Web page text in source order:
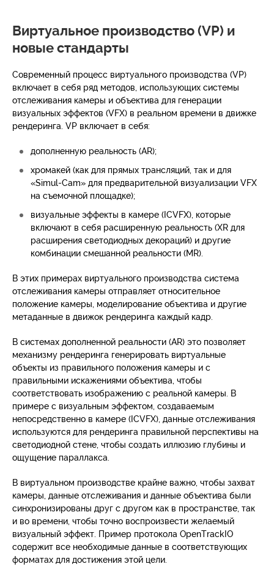
Виртуальное производство (VP) и
новые стандарты
Современный процесс виртуального производства (VP)
включает в себя ряд методов, использующих системы
отслеживания камеры и объектива для генерации
визуальных эффектов (VFX) в реальном времени в движке
рендеринга. VP включает в себя:
дополненную реальность (AR);
хромакей (как для прямых трансляций, так и для
«Simul-Cam» для предварительной визуализации VFX
на съемочной площадке);
визуальные эффекты в камере (ICVFX), которые
включают в себя расширенную реальность (XR для
расширения светодиодных декораций) и другие
комбинации смешанной реальности (MR).
В этих примерах виртуального производства система
отслеживания камеры отправляет относительное
положение камеры, моделирование объектива и другие
метаданные в движок рендеринга каждый кадр.
В системах дополненной реальности (AR) это позволяет
механизму рендеринга генерировать виртуальные
объекты из правильного положения камеры и с
правильными искажениями объектива, чтобы
соответствовать изображению с реальной камеры. В
примере с визуальным эффектом, создаваемым
непосредственно в камере (ICVFX), данные отслеживания
используются для рендеринга правильной перспективы на
светодиодной стене, чтобы создать иллюзию глубины и
ощущение параллакса.
В виртуальном производстве крайне важно, чтобы захват
камеры, данные отслеживания и данные объектива были
синхронизированы друг с другом как в пространстве, так
и во времени, чтобы точно воспроизвести желаемый
визуальный эффект. Пример протокола OpenTrackIO
содержит все необходимые данные в соответствующих
форматах для достижения этой цели.